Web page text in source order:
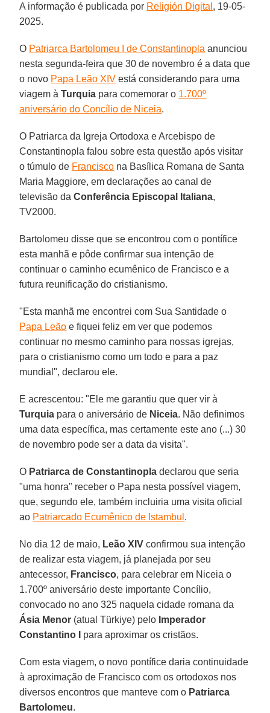
A informação é publicada por Religión Digital , 19-05-
2025.
O Patriarca Bartolomeu I de Constantinopla anunciou
nesta segunda-feira que 30 de novembro é a data que
o novo Papa Leão XIV está considerando para uma
viagem àTurquia para comemorar o 1.700º
aniversário do Concílio de Niceia.
O Patriarca da Igreja Ortodoxa e Arcebispo de
Constantinopla falou sobre esta questão após visitar
o túmulo de Francisco na Basílica Romana de Santa
Maria Maggiore, em declarações ao canal de
televisão daConferência Episcopal Italiana,
TV2000.
Bartolomeu disse que se encontrou com o pontífice
esta manhã e pôde confirmar sua intenção de
continuar o caminho ecumênico de Francisco e a
futura reunificação do cristianismo.
"Esta manhã me encontrei com Sua Santidade o
Papa Leão e fiquei feliz em ver que podemos
continuar no mesmo caminho para nossas igrejas,
para o cristianismo como um todo e para a paz
mundial", declarou ele.
E acrescentou: "Ele me garantiu que quer vir à
Turquia para o aniversário de Niceia. Não definimos
uma data específica, mas certamente este ano (...) 30
de novembro pode ser a data da visita".
O Patriarca de Constantinopla declarou que seria
"uma honra" receber o Papa nesta possível viagem,
que, segundo ele, também incluiria uma visita oficial
ao Patriarcado Ecumênico de Istambul .
No dia 12 de maio, Leão XIV confirmou sua intenção
de realizar esta viagem, já planejada por seu
antecessor, Francisco, para celebrar em Niceia o
1.700º aniversário deste importante Concílio,
convocado no ano 325 naquela cidade romana da
Ásia Menor (atual Türkiye) pelo Imperador
Constantino I
para aproximar os cristãos.
Com esta viagem, o novo pontífice daria continuidade
à aproximação de Francisco com os ortodoxos nos
diversos encontros que manteve com o Patriarca
Bartolomeu.